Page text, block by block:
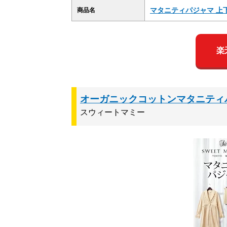
商品名 マタニティパジャマ 上
楽
オーガニックコットンマタニテ
スウィートマミー